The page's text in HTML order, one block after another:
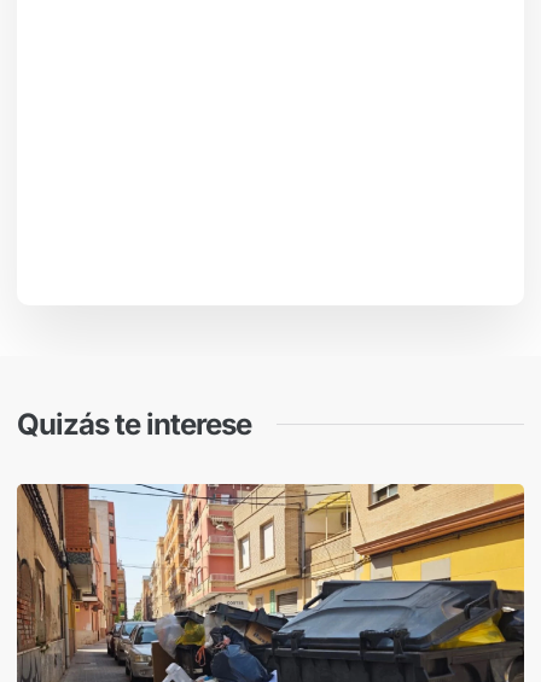
Quizás te interese